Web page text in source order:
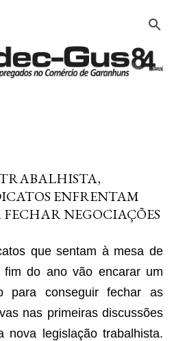
ENFRENTAM
FECHAR NEGOCIAÇÕES
que sentam à mesa de
fim do ano vão encarar um
para conseguir fechar as
nas primeiras discussões
nova legislação trabalhista.